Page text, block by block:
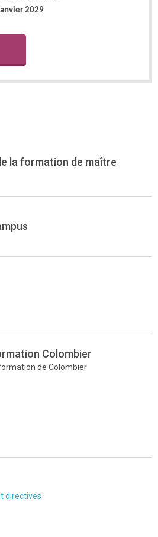
2029
la formation de maître
Colombier
de Colombier
directives